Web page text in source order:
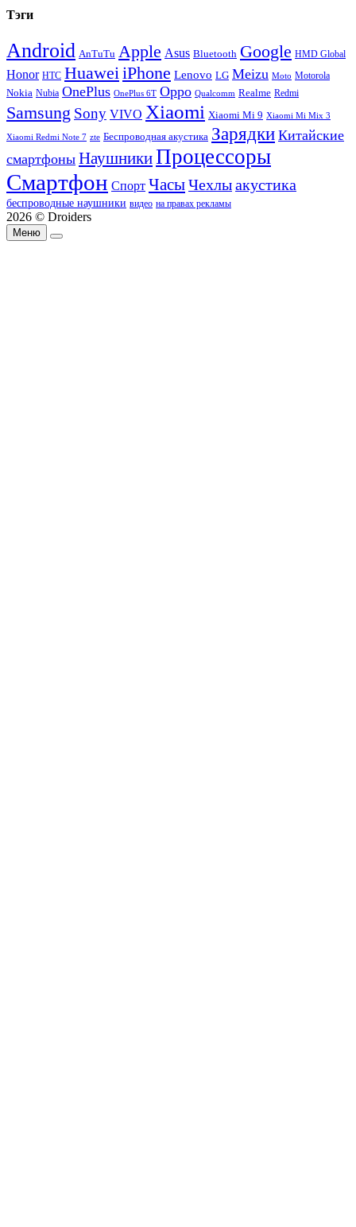
Тэги
Android AnTuTu Apple Asus Bluetooth Google HMD Global
Honor HTC HuaweiiPhone Lenovo LG Meizu Moto Motorola
Nokia Nubia OnePlus OnePlus 6T Oppo Qualcomm Realme Redmi
Samsung Sony VIVO Xiaomi Xiaomi Mi 9 Xiaomi Mi Mix 3
Xiaomi Redmi Note 7 zte Беспроводная акустика Зарядки Китайские
смартфоны НаушникиПроцессоры
Смартфон Спорт ЧасыЧехлыакустика
беспроводные наушники видео на правах рекламы
2026 © Droiders
Меню